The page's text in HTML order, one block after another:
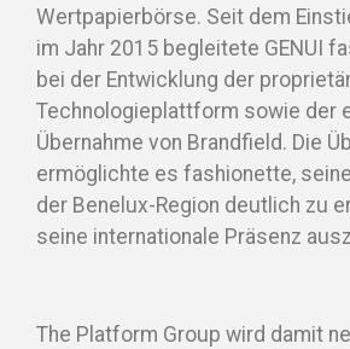
Wertpapierbörse. Seit dem
im Jahr 2015 begleitete GENUI
bei der Entwicklung der
Technologieplattform sowie der
Übernahme von Brandfield. Die
ermöglichte es fashionette,
der Benelux-Region deutlich zu
seine internationale Präsenz
The Platform Group wird damit